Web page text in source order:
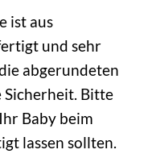
ist aus
und sehr
abgerundeten
Sicherheit. Bitte
Baby beim
lassen sollten.